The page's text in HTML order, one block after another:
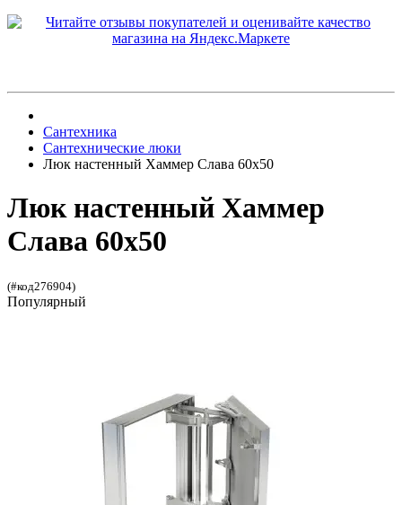
Сантехника
Сантехнические люки
Люк настенный Хаммер Слава 60x50
Люк настенный Хаммер
Слава 60x50
(#код276904)
Популярный